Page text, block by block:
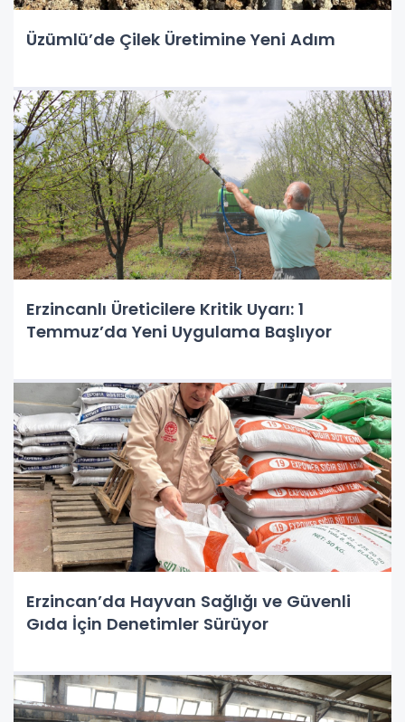
Üzümlü’de Çilek Üretimine Yeni Adım
Erzincanlı Üreticilere Kritik Uyarı: 1
Temmuz’da Yeni Uygulama Başlıyor
Erzincan’da Hayvan Sağlığı ve Güvenli
Gıda İçin Denetimler Sürüyor